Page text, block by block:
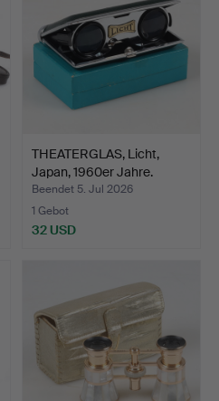
THEATERGLAS, Licht,
Japan, 1960er Jahre.
Beendet 5. Jul 2026
1 Gebot
32 USD